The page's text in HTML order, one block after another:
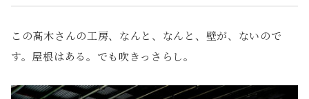
この髙木さんの工房、なんと、なんと、壁が、ないので
す。屋根はある。でも吹きっさらし。